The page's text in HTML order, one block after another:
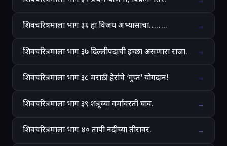
शिवचरित्रमाला भाग ३६ हा विजय अभ्यासाचा…….. →
शिवचरित्रमाला भाग ३७ दिल्लीपदाची इच्छा असणारा राजा. →
शिवचरित्रमाला भाग ३८ मराठी हेरांचे ‘गुप्त’ योगदान! →
शिवचरित्रमाला भाग ३९ शत्रूच्या वर्मावरती घाव. →
शिवचरित्रमाला भाग ४० तापी नदीच्या तीरावर. →